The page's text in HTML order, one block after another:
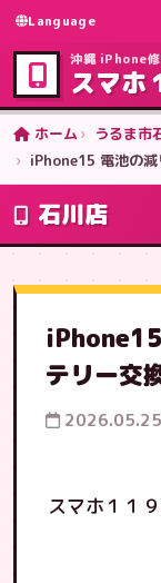
Language
沖縄 iPhone
スマホ
ホーム
うるま市
iPhone15 電池の
石川店
テリー交
2026.05.25
スマホ１１